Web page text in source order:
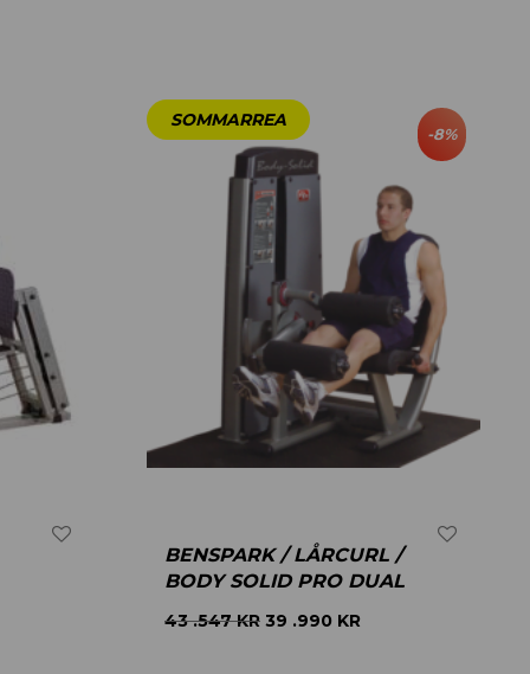
-8%
BENSPARK / LÅRCURL /
BODY SOLID PRO DUAL
43 .547KR 39 .990 KR